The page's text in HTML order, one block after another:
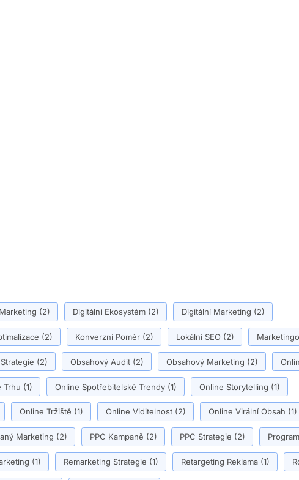
(2) Digitální Ekosystém(2) Digitální Marketing (2)
(2) Konverzní Poměr(2) Lokální SEO(2)
(2) Obsahový Audit(2) Obsahový Marketing (2)
Trhu (1) Online Spotřebitelské Trendy(1) Online Storytelling (1)
Online Tržiště (1) Online Viditelnost(2) Online Virální Obsah (1)
Marketing (2) PPC Kampaně (2) PPC Strategie (2)
(1) Remarketing Strategie (1) Retargeting Reklama(1)